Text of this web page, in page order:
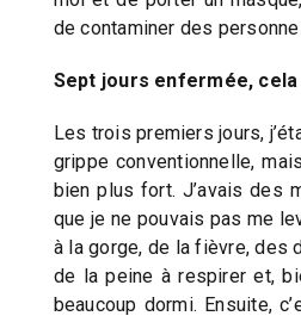
de contaminer des
Sept jours enfermée,
Les trois premiers jours,
grippe conventionnelle,
bien plus fort. J’avais des
que je ne pouvais pas me
à la gorge, de la fièvre, des
de la peine à respirer et,
beaucoup dormi. Ensuite,